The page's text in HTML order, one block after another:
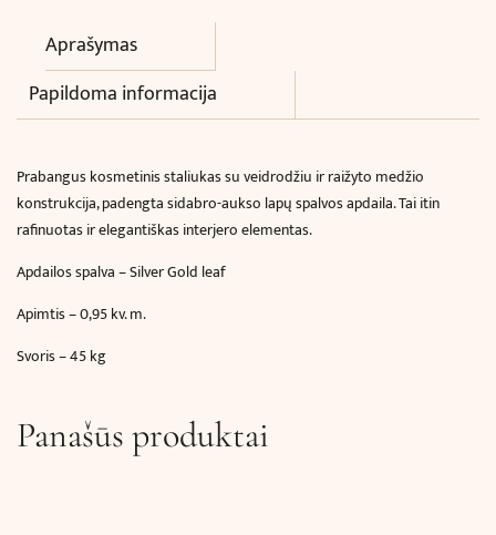
Aprašymas
Papildoma informacija
Prabangus kosmetinis staliukas su veidrodžiu ir raižyto medžio
konstrukcija, padengta sidabro-aukso lapų spalvos apdaila. Tai itin
rafinuotas ir elegantiškas interjero elementas.
Apdailos spalva – Silver Gold leaf
Apimtis – 0,95 kv. m.
Svoris – 45 kg
Panašūs produktai